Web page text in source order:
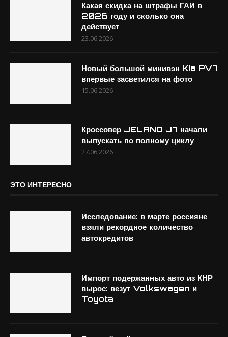
Какая скидка на штрафы ГАИ в
2026 году и сколько она
действует
23.06.2026
Новый большой минивэн Kia PV7
впервые засветился на фото
15.06.2026
Кроссовер JELAND J7 начали
выпускать по полному циклу
27.06.2026
ЭТО ИНТЕРЕСНО
Исследование: в марте россияне
взяли рекордное количество
автокредитов
Импорт подержанных авто из КНР
вырос: везут Volkswagen и
Toyota